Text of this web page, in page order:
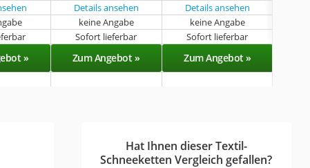
Details ansehen Details ansehen
keine Angabe keine Angabe
Sofort lieferbar Sofort lieferbar
» Zum Angebot » Zum Angebot »
Hat Ihnen dieser Textil-
Schneeketten Vergleich gefallen?